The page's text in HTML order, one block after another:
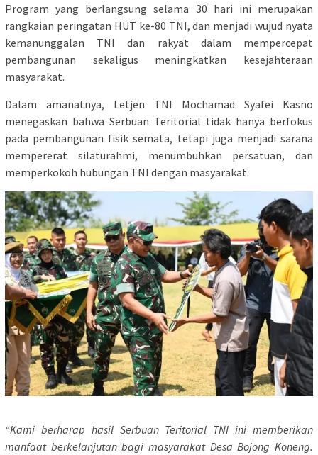
Program yang berlangsung selama 30 hari ini merupakan
rangkaian peringatan HUT ke-80 TNI, dan menjadi wujud nyata
kemanunggalan TNI dan rakyat dalam mempercepat
pembangunan sekaligus meningkatkan kesejahteraan
masyarakat.
Dalam amanatnya, Letjen TNI Mochamad Syafei Kasno
menegaskan bahwa Serbuan Teritorial tidak hanya berfokus
pada pembangunan fisik semata, tetapi juga menjadi sarana
mempererat silaturahmi, menumbuhkan persatuan, dan
memperkokoh hubungan TNI dengan masyarakat.
“Kami berharap hasil Serbuan Teritorial TNI ini memberikan
manfaat berkelanjutan bagi masyarakat Desa Bojong Koneng.